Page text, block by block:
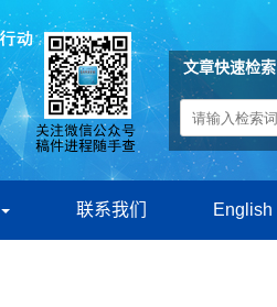
文章快速检索
联系我们 English